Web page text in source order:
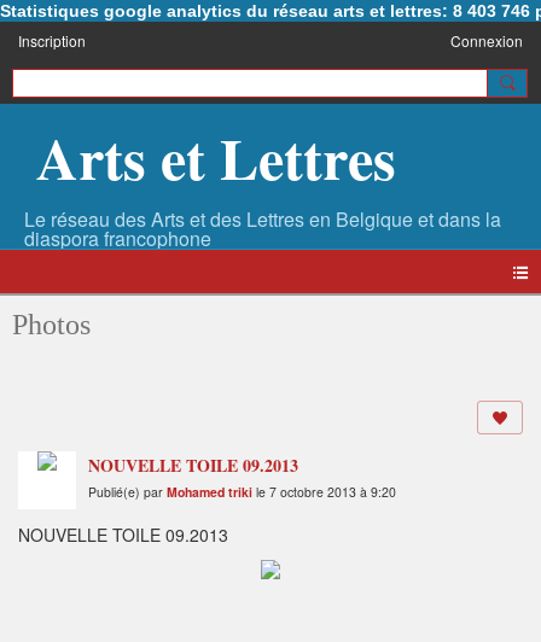
Statistiques google analytics du réseau arts et lettres: 8 403 746
Inscription Connexion
Arts et Lettres
Photos
NOUVELLE TOILE 09.2013
Publié(e) par Mohamed triki le 7 octobre 2013 à 9:20
NOUVELLE TOILE 09.2013